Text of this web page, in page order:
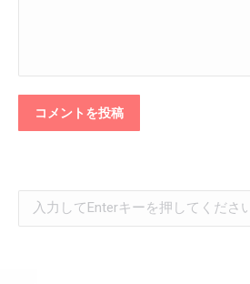
コメントを投稿
索: